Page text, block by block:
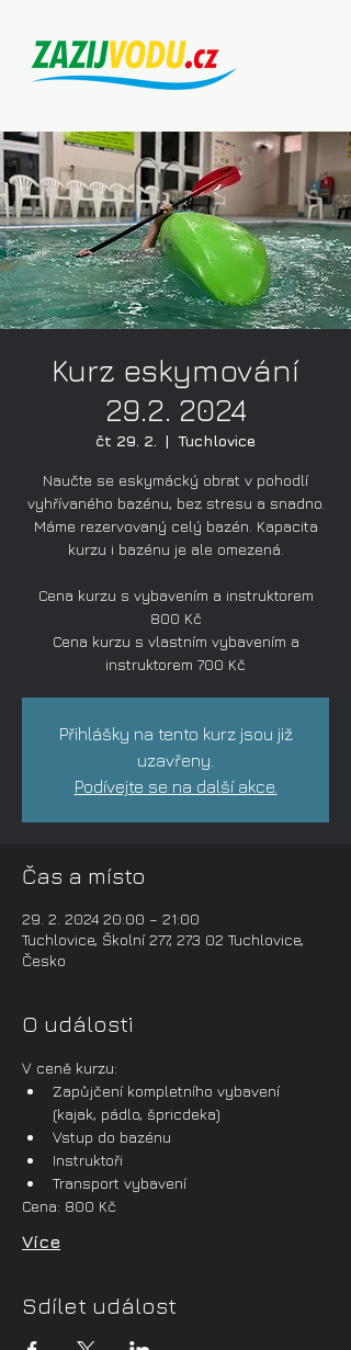
Kurz eskymování
29.2. 2024
čt 29. 2.
  |
Tuchlovice
Naučte se eskymácký obrat v pohodlí
vyhřívaného bazénu, bez stresu a snadno.
Máme rezervovaný celý bazén. Kapacita
kurzu i bazénu je ale omezená.
Cena kurzu s vybavením a instruktorem
800 Kč
Cena kurzu s vlastním vybavením a
instruktorem 700 Kč
Přihlášky na tento kurz jsou již
uzavřeny.
Podívejte se na další akce.
Čas a místo
29. 2. 2024 20:00 – 21:00
Tuchlovice, Školní 277, 273 02 Tuchlovice,
Česko
O události
V ceně kurzu:
Zapůjčení kompletního vybavení
(kajak, pádlo, špricdeka)
Vstup do bazénu
Instruktoři
Transport vybavení
Cena: 800 Kč
Více
Sdílet událost